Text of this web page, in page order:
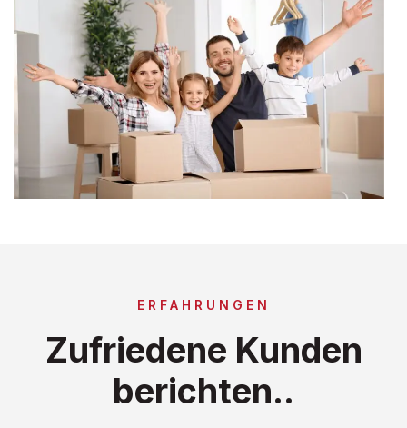
ERFAHRUNGEN
Zufriedene Kunden
berichten..